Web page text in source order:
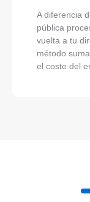
A diferencia
pública
vuelta a tu
método
el coste del